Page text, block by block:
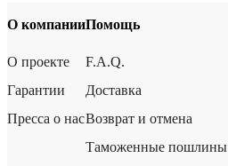
О компании
О проекте
Гарантии
Пресса о нас
Помощь
F.A.Q.
Доставка
Возврат и отмена
Таможенные пошлины